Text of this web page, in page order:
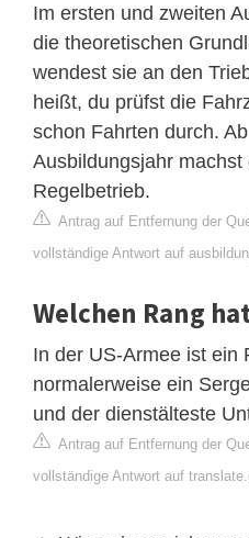
Im ersten und zweiten
die theoretischen
wendest sie an den
heißt, du prüfst die
schon Fahrten durch.
Ausbildungsjahr
Regelbetrieb.
Antrag auf Entfernung der
vollständige Antwort auf
Welchen Rang
In der US-Armee ist ein
normalerweise ein
und der dienstälteste
Antrag auf Entfernung der
vollständige Antwort auf